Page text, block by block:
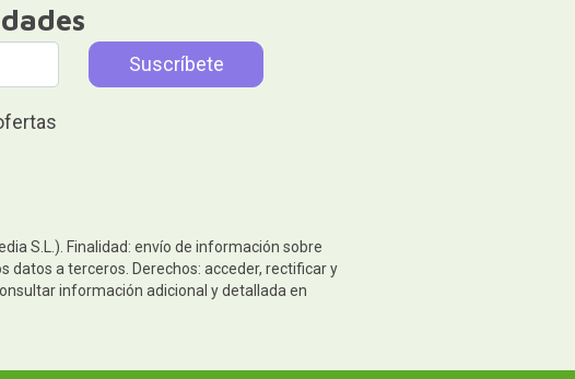
S.L.). Finalidad: envío de información sobre
datos a terceros. Derechos: acceder, rectificar y
información adicional y detallada en